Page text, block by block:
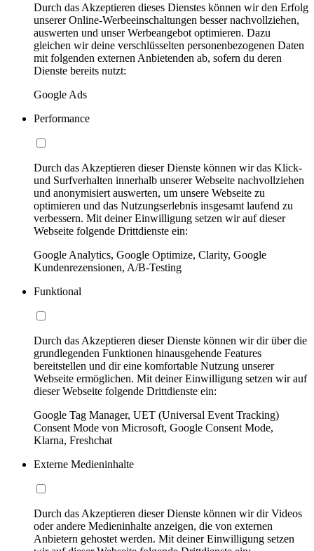
Durch das Akzeptieren dieses Dienstes können wir den Erfolg
unserer Online-Werbeeinschaltungen besser nachvollziehen,
auswerten und unser Werbeangebot optimieren. Dazu
gleichen wir deine verschlüsselten personenbezogenen Daten
mit folgenden externen Anbietenden ab, sofern du deren
Dienste bereits nutzt:
Google Ads
Performance
Durch das Akzeptieren dieser Dienste können wir das Klick-
und Surfverhalten innerhalb unserer Webseite nachvollziehen
und anonymisiert auswerten, um unsere Webseite zu
optimieren und das Nutzungserlebnis insgesamt laufend zu
verbessern. Mit deiner Einwilligung setzen wir auf dieser
Webseite folgende Drittdienste ein:
Google Analytics, Google Optimize, Clarity, Google
Kundenrezensionen, A/B-Testing
Funktional
Durch das Akzeptieren dieser Dienste können wir dir über die
grundlegenden Funktionen hinausgehende Features
bereitstellen und dir eine komfortable Nutzung unserer
Webseite ermöglichen. Mit deiner Einwilligung setzen wir auf
dieser Webseite folgende Drittdienste ein:
Google Tag Manager, UET (Universal Event Tracking)
Consent Mode von Microsoft, Google Consent Mode,
Klarna, Freshchat
Externe Medieninhalte
Durch das Akzeptieren dieser Dienste können wir dir Videos
oder andere Medieninhalte anzeigen, die von externen
Anbietern gehostet werden. Mit deiner Einwilligung setzen